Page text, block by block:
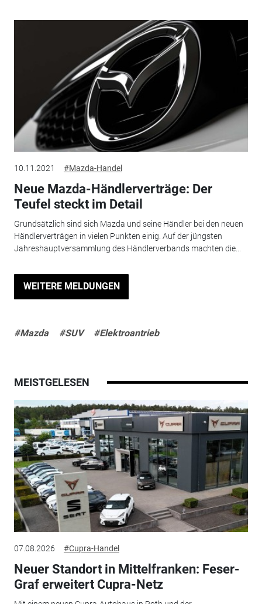
10.11.2021 #Mazda-Handel
Neue Mazda-Händlerverträge: Der
Teufel steckt im Detail
Grundsätzlich sind sich Mazda und seine Händler bei den neuen
Händlerverträgen in vielen Punkten einig. Auf der jüngsten
Jahreshauptversammlung des Händlerverbands machten die...
WEITERE MELDUNGEN
#Mazda #SUV #Elektroantrieb
MEISTGELESEN
07.08.2026 #Cupra-Handel
Neuer Standort in Mittelfranken: Feser-
Graf erweitert Cupra-Netz